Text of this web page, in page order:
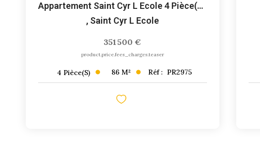
Appartement Saint Cyr L Ecole 4 Pièce(s) 85m2
, Saint Cyr L Ecole
351 500 €
product.price.fees_charges.teaser
4 Pièce(s) 86 M² Réf : PR2975